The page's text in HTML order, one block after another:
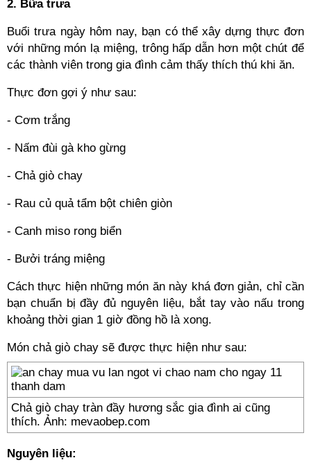
2. Bữa trưa
Buổi trưa ngày hôm nay, bạn có thể xây dựng thực đơn
với những món lạ miệng, trông hấp dẫn hơn một chút để
các thành viên trong gia đình cảm thấy thích thú khi ăn.
Thực đơn gợi ý như sau:
- Cơm trắng
- Nấm đùi gà kho gừng
- Chả giò chay
- Rau củ quả tẩm bột chiên giòn
- Canh miso rong biển
- Bưởi tráng miệng
Cách thực hiện những món ăn này khá đơn giản, chỉ cần
bạn chuẩn bị đầy đủ nguyên liệu, bắt tay vào nấu trong
khoảng thời gian 1 giờ đồng hồ là xong.
Món chả giò chay sẽ được thực hiện như sau:
Chả giò chay tràn đầy hương sắc gia đình ai cũng
thích. Ảnh: mevaobep.com
Nguyên liệu: